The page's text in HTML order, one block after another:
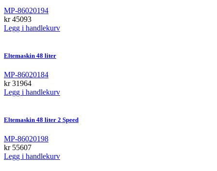
MP-86020194
kr45093
Legg i handlekurv
Eltemaskin 48 liter
MP-86020184
kr31964
Legg i handlekurv
Eltemaskin 48 liter 2 Speed
MP-86020198
kr55607
Legg i handlekurv